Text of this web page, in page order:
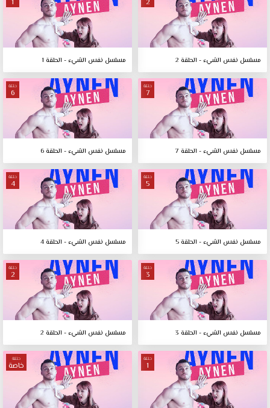
2
مسلسل نفس الشيء - الحلقة 2
1
مسلسل نفس الشيء - الحلقة 1
حلقة
7
مسلسل نفس الشيء - الحلقة 7
حلقة
6
مسلسل نفس الشيء - الحلقة 6
حلقة
5
مسلسل نفس الشيء - الحلقة 5
حلقة
4
مسلسل نفس الشيء - الحلقة 4
حلقة
3
مسلسل نفس الشيء - الحلقة 3
حلقة
2
مسلسل نفس الشيء - الحلقة 2
حلقة
1
حلقة
خاصة